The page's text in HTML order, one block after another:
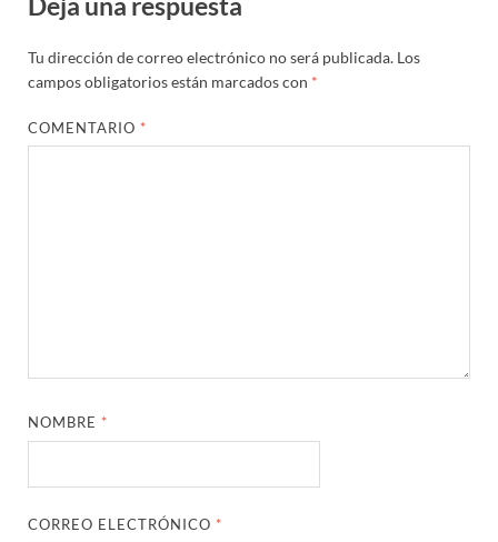
Tu dirección de correo electrónico no será publicada. Los
campos obligatorios están marcados con *
COMENTARIO *
NOMBRE *
CORREO ELECTRÓNICO *